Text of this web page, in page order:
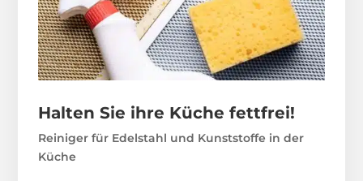
Halten Sie ihre Küche fettfrei!
Reiniger für Edelstahl und Kunststoffe in der
Küche